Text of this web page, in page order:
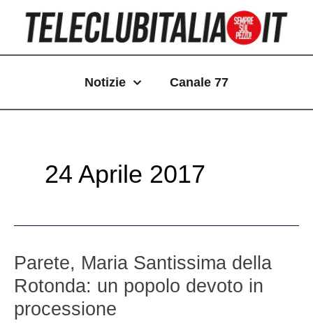
contenuto
Notizie Canale 77
24 Aprile 2017
Parete, Maria Santissima della
Rotonda: un popolo devoto in
processione
Parete,
Maria
Santissima
Rotonda:
articoli